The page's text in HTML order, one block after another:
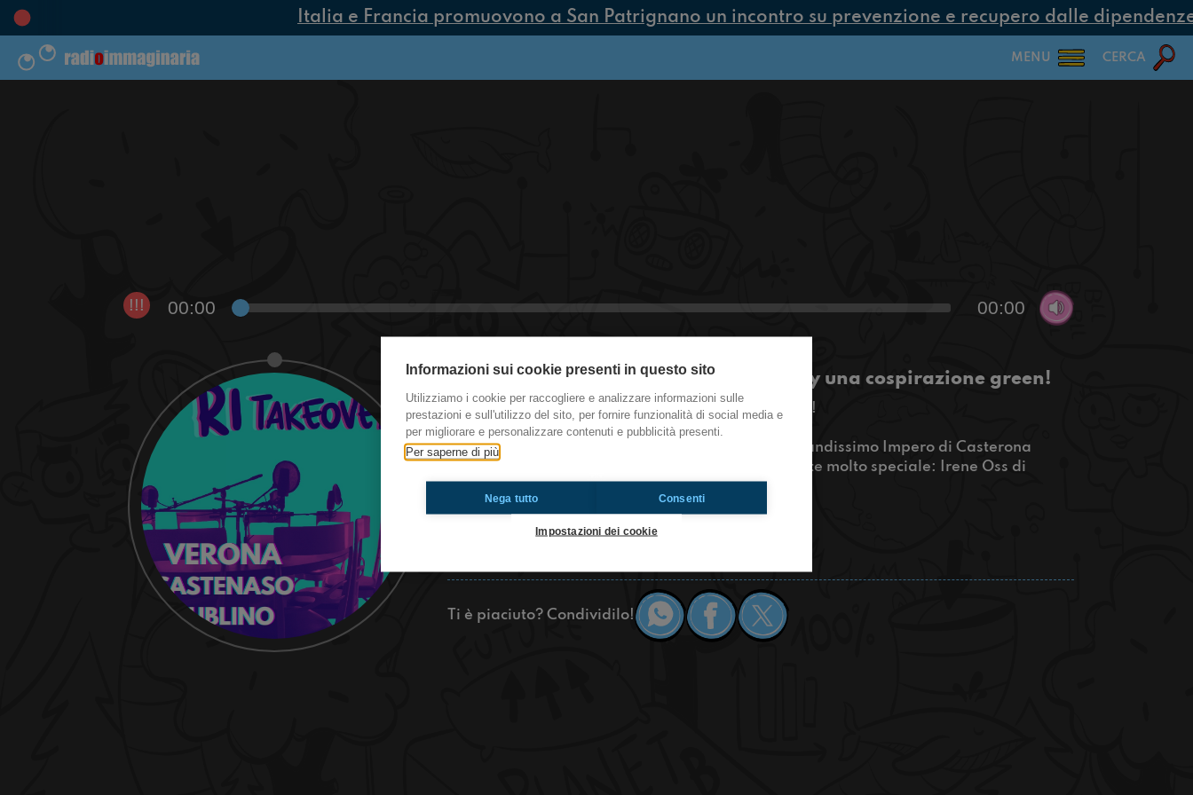
Italia e Francia promuovono a San Patrignano un incontro su prevenzione e recupero dalle dipendenze
MENU CERCA
!!! 00:00 00:00
#Castenaso-Dublino-Verona Ecospiracy una cospirazione green!
Tutti i giovedì - RiTakeover | Le redazioni in diretta!
Bella regaz! Per la prima puntata in diretta del grandissimo Impero di Casterona
abbiamo scelto di parlare di ambiente con un ospite molto speciale: Irene Oss di
Ecospiracy.
Stay tuned with Casterona!
Ti è piaciuto? Condividilo!
Informazioni sui cookie presenti in questo sito
Utilizziamo i cookie per raccogliere e analizzare informazioni sulle
prestazioni e sull'utilizzo del sito, per fornire funzionalità di social media e
per migliorare e personalizzare contenuti e pubblicità presenti.
Per saperne di più
Nega tutto Consenti
Impostazioni dei cookie